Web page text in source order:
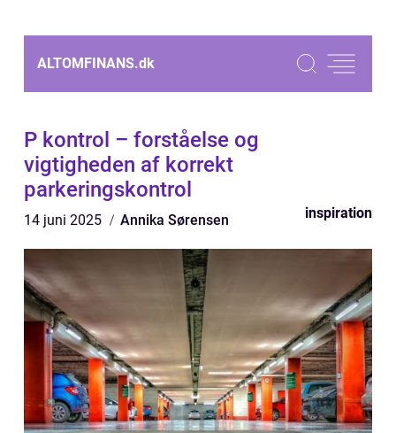
ALTOMFINANS.dk
P kontrol – forståelse og
vigtigheden af korrekt
parkeringskontrol
14 juni 2025 Annika Sørensen inspiration